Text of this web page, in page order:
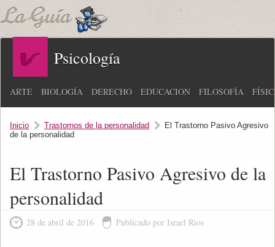
Psicología
ARTE BIOLOGÍA DERECHO EDUCACIÓN FILOSOFÍA
Inicio Trastornos de la personalidad
El Trastorno Pasivo Agresivo
de la personalidad
El Trastorno Pasivo Agresivo de la
personalidad
28 de abril de 2016 Publicado por Israel Rios